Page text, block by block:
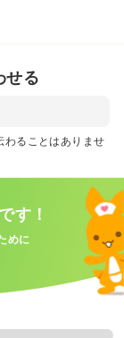
せる
ることはありませ
す！
めに